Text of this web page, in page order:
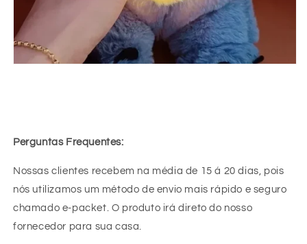
Perguntas Frequentes:
Nossas clientes recebem na média de 15 á 20 dias, pois
nós utilizamos um método de envio mais rápido e seguro
chamado e-packet. O produto irá direto do nosso
fornecedor para sua casa.